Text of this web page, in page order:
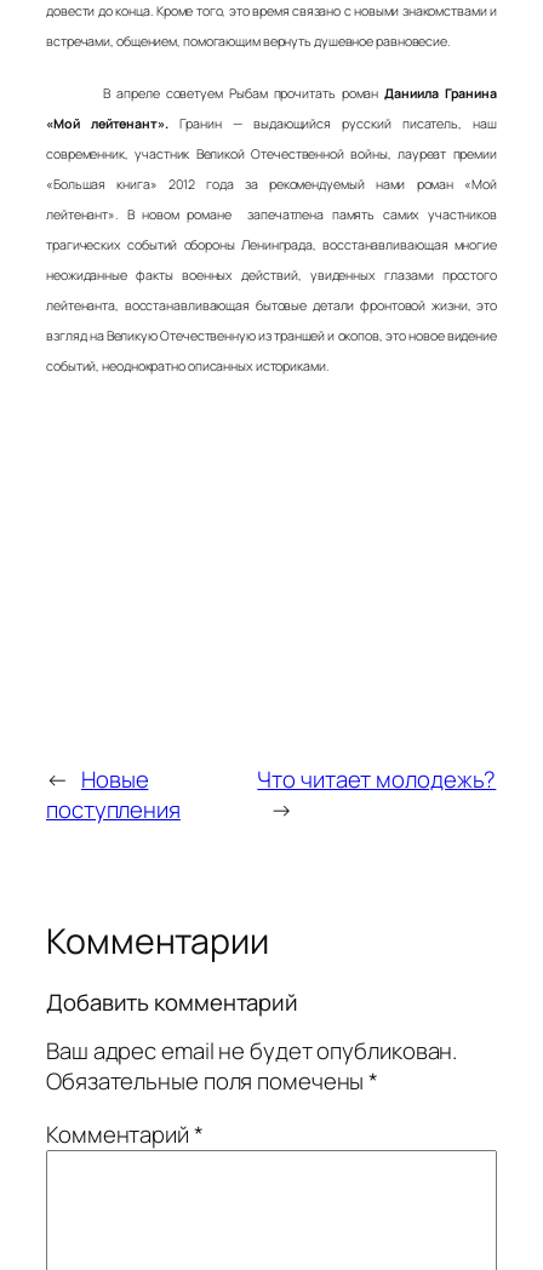
довести до конца. Кроме того, это время связано с новыми знакомствами и
встречами, общением, помогающим вернуть душевное равновесие.
В апреле советуем Рыбам прочитать романДаниила Гранина
«Мой лейтенант».Гранин — выдающийся русский писатель, наш
современник, участник Великой Отечественной войны, лауреат премии
«Большая книга» 2012 года за рекомендуемый нами роман «Мой
лейтенант». В новом романе запечатлена память самих участников
трагических событий обороны Ленинграда, восстанавливающая многие
неожиданные факты военных действий, увиденных глазами простого
лейтенанта, восстанавливающая бытовые детали фронтовой жизни, это
взгляд на Великую Отечественную из траншей и окопов, это новое видение
событий, неоднократно описанных историками.
← Новые
поступления
Что читает молодежь?
→
Комментарии
Добавить комментарий
Ваш адрес email не будет опубликован.
Обязательные поля помечены*
Комментарий*